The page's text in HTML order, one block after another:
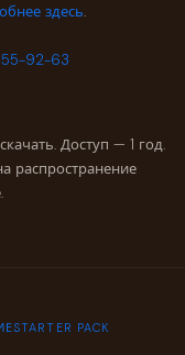
здесь.
92-63
Доступ — 1 год.
распространение
STARTER PACK